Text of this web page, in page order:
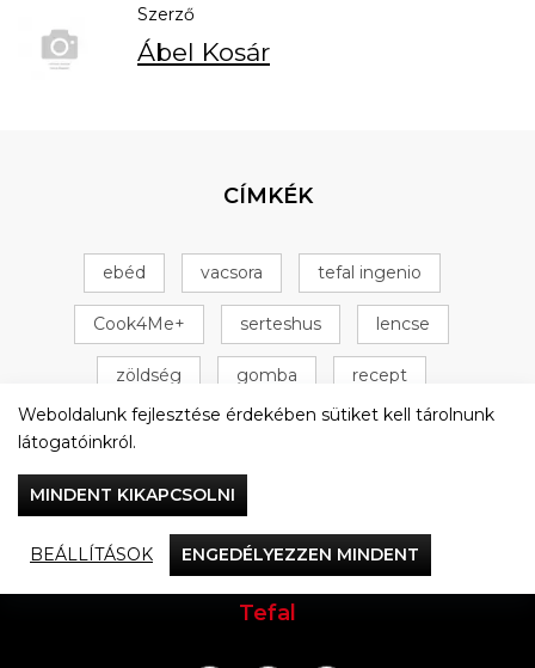
Szerző
Ábel Kosár
CÍMKÉK
ebéd vacsora tefal ingenio
Cook4Me+ serteshus lencse
zöldség gomba recept
Tefal Cook4Me+ csirke + 16 következő
Vacsorázzunk együtt
Tefal
Weboldalunk fejlesztése érdekében sütiket kell tárolnunk
látogatóinkról.
MINDENT KIKAPCSOLNI
BEÁLLÍTÁSOK ENGEDÉLYEZZEN MINDENT